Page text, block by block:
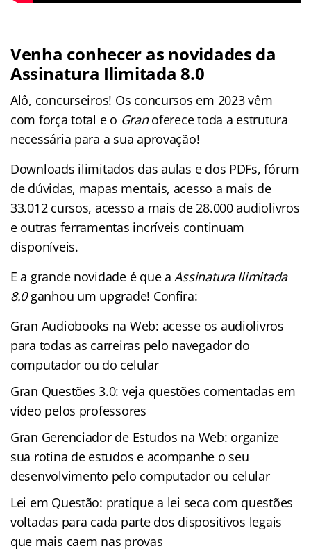
Venha conhecer as novidades da
Assinatura Ilimitada 8.0
Alô, concurseiros! Os concursos em 2023 vêm
com força total e o Granoferece toda a estrutura
necessária para a sua aprovação!
Downloads ilimitados das aulas e dos PDFs, fórum
de dúvidas, mapas mentais, acesso a mais de
33.012 cursos, acesso a mais de 28.000 audiolivros
e outras ferramentas incríveis continuam
disponíveis.
E a grande novidade é que aAssinatura Ilimitada
8.0ganhou um upgrade! Confira:
Gran Audiobooks na Web: acesse os audiolivros
para todas as carreiras pelo navegador do
computador ou do celular
Gran Questões 3.0: veja questões comentadas em
vídeo pelos professores
Gran Gerenciador de Estudos na Web: organize
sua rotina de estudos e acompanhe o seu
desenvolvimento pelo computador ou celular
Lei em Questão: pratique a lei seca com questões
voltadas para cada parte dos dispositivos legais
que mais caem nas provas